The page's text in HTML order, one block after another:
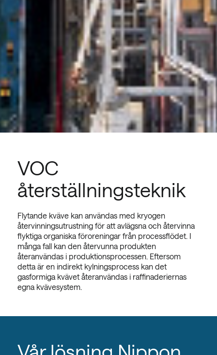
VOC
återställningsteknik
Flytande kväve kan användas med kryogen
återvinningsutrustning för att avlägsna och återvinna
flyktiga organiska föroreningar från processflödet. I
många fall kan den återvunna produkten
återanvändas i produktionsprocessen. Eftersom
detta är en indirekt kylningsprocess kan det
gasformiga kvävet återanvändas i raffinaderiernas
egna kvävesystem.